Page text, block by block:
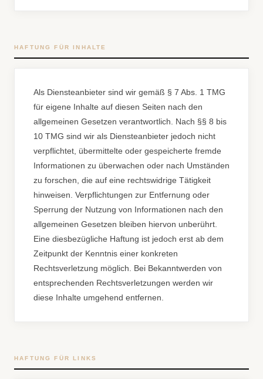
HAFTUNG FÜR INHALTE
Als Diensteanbieter sind wir gemäß § 7 Abs. 1 TMG
für eigene Inhalte auf diesen Seiten nach den
allgemeinen Gesetzen verantwortlich. Nach §§ 8 bis
10 TMG sind wir als Diensteanbieter jedoch nicht
verpflichtet, übermittelte oder gespeicherte fremde
Informationen zu überwachen oder nach Umständen
zu forschen, die auf eine rechtswidrige Tätigkeit
hinweisen. Verpflichtungen zur Entfernung oder
Sperrung der Nutzung von Informationen nach den
allgemeinen Gesetzen bleiben hiervon unberührt.
Eine diesbezügliche Haftung ist jedoch erst ab dem
Zeitpunkt der Kenntnis einer konkreten
Rechtsverletzung möglich. Bei Bekanntwerden von
entsprechenden Rechtsverletzungen werden wir
diese Inhalte umgehend entfernen.
HAFTUNG FÜR LINKS